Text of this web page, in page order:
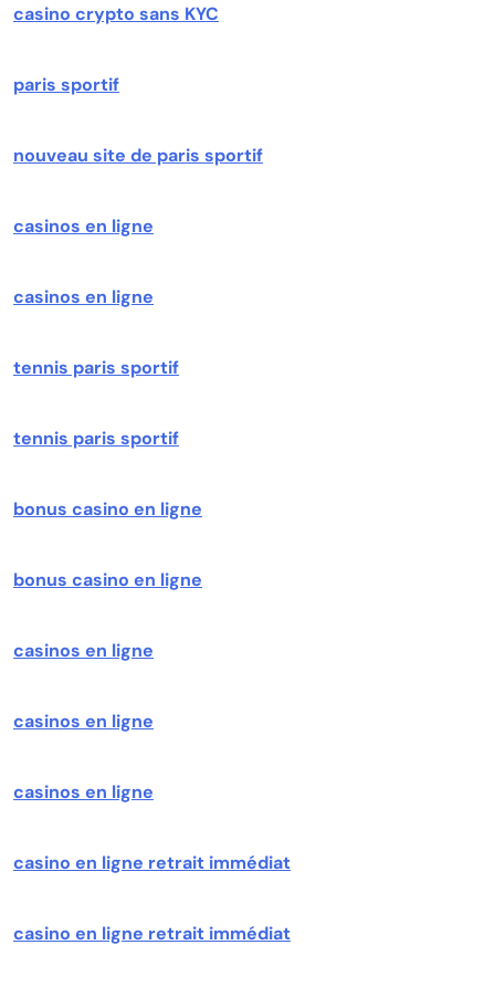
casino crypto sans KYC
paris sportif
nouveau site de paris sportif
casinos en ligne
casinos en ligne
tennis paris sportif
tennis paris sportif
bonus casino en ligne
bonus casino en ligne
casinos en ligne
casinos en ligne
casinos en ligne
casino en ligne retrait immédiat
casino en ligne retrait immédiat